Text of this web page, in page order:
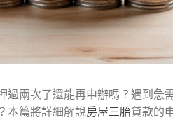
過兩次了還能再申辦嗎？遇到急
本篇將詳細解說房屋三胎貸款的